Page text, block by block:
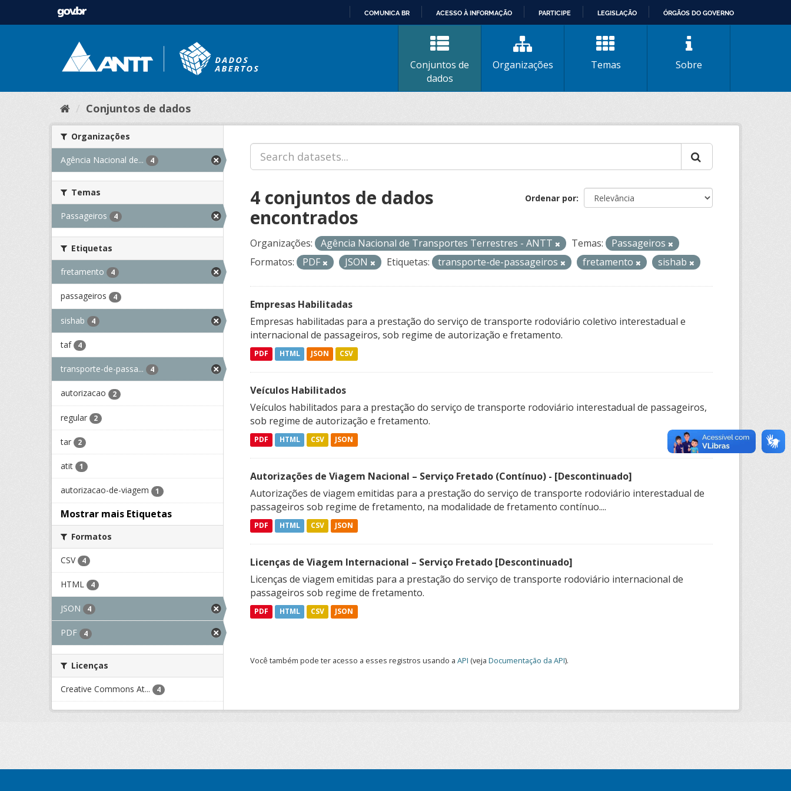
CONTEÚDO
COMUNICA BR ACESSO À INFORMAÇÃO PARTICIPE LEGISLAÇÃO ÓRGÃOS DO GOVERNO
Conjuntos de
dados
Organizações Temas Sobre
Conjuntos de dados
Organizações
Agência Nacional de... 4
Temas
Passageiros 4
Etiquetas
fretamento 4
passageiros 4
sishab 4
taf 4
transporte-de-passa... 4
autorizacao 2
regular 2
tar 2
atit 1
autorizacao-de-viagem 1
Mostrar mais Etiquetas
Formatos
CSV 4
HTML 4
JSON 4
PDF 4
Licenças
Creative Commons At... 4
Ordenar por
4 conjuntos de dados
encontrados
Organizações: Agência Nacional de Transportes Terrestres - ANTT Temas:
Passageiros
Formatos:
PDF JSON Etiquetas: transporte-de-passageiros fretamento sishab
Empresas Habilitadas
Empresas habilitadas para a prestação do serviço de transporte rodoviário coletivo interestadual e
internacional de passageiros, sob regime de autorização e fretamento.
PDF HTML JSON CSV
Veículos Habilitados
Veículos habilitados para a prestação do serviço de transporte rodoviário interestadual de passageiros,
sob regime de autorização e fretamento.
PDF HTML CSV JSON
Autorizações de Viagem Nacional – Serviço Fretado (Contínuo) - [Descontinuado]
Autorizações de viagem emitidas para a prestação do serviço de transporte rodoviário interestadual de
passageiros sob regime de fretamento, na modalidade de fretamento contínuo....
PDF HTML CSV JSON
Licenças de Viagem Internacional – Serviço Fretado [Descontinuado]
Licenças de viagem emitidas para a prestação do serviço de transporte rodoviário internacional de
passageiros sob regime de fretamento.
PDF HTML CSV JSON
Você também pode ter acesso a esses registros usando a API (veja Documentação da API).